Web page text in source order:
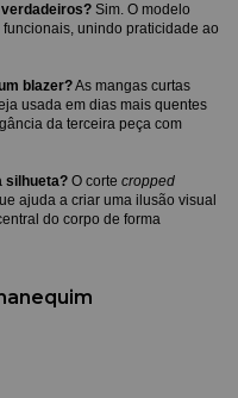
Sim. O modelo
unindo praticidade ao
blazer? As mangas curtas
usada em dias mais quentes
da terceira peça com
silhueta? O corte cropped
ajuda a criar uma ilusão visual
do corpo de forma